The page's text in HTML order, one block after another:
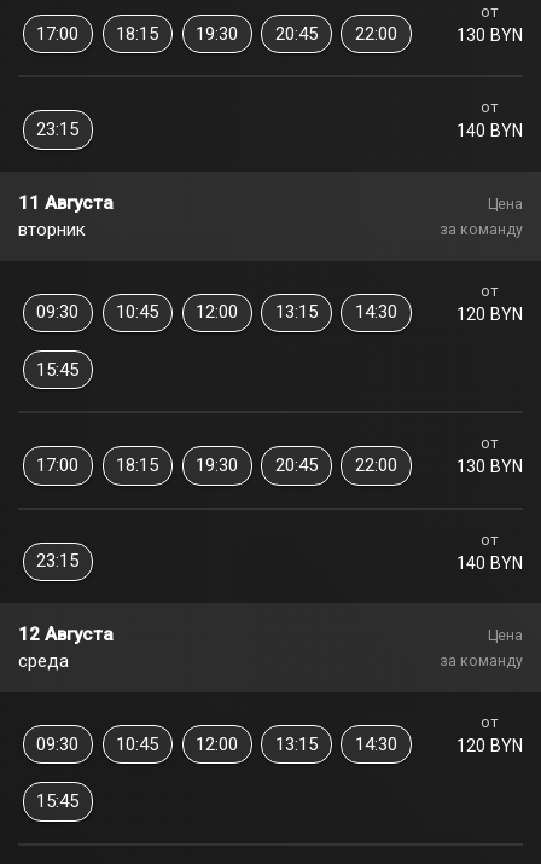
от
130 BYN
17:00 18:15 19:30 20:45 22:00
от
140 BYN
23:15
11 Августа
вторник
Цена
за команду
от
120 BYN
09:30 10:45 12:00 13:15 14:30
15:45
от
130 BYN
17:00 18:15 19:30 20:45 22:00
от
140 BYN
23:15
12 Августа
среда
Цена
за команду
от
120 BYN
09:30 10:45 12:00 13:15 14:30
15:45